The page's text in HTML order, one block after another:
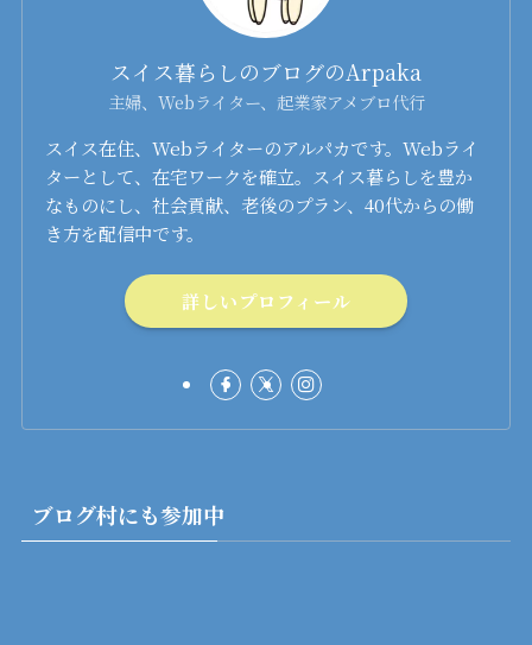
スイス暮らしのブログのArpaka
主婦、Webライター、起業家アメブロ代行
スイス在住、Webライターのアルパカです。Webライ
ターとして、在宅ワークを確立。スイス暮らしを豊か
なものにし、社会貢献、老後のプラン、40代からの働
き方を配信中です。
詳しいプロフィール
ブログ村にも参加中